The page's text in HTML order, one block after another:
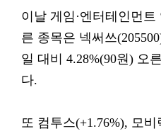
이날 게임·엔터테인먼
른 종목은 넥써쓰
일 대비 4.28%(90원) 오
다.
또 컴투스(+1.76%), 모